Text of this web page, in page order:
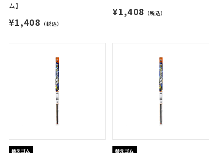
ム】
¥1,408 （税込）
¥1,408 （税込）